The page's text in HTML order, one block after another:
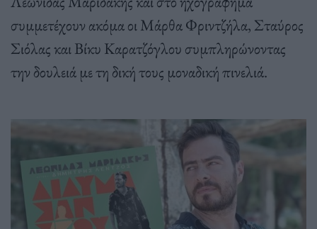
συμμετέχουν ακόμα οι Μάρθα Φριντζήλα, Σταύρος
Σιόλας και Βίκυ Καρατζόγλου συμπληρώνοντας
την δουλειά με τη δική τους μοναδική πινελιά.